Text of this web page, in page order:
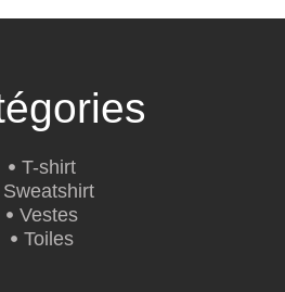
T-shirt
Sweatshirt
Vestes
Toiles